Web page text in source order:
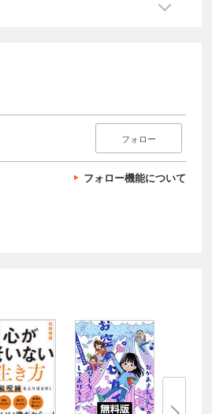
フォロー
フォロー機能について